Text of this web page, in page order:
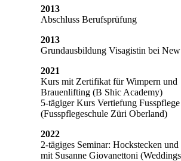
2013
Abschluss Berufsprüfung
2013
Grundausbildung Visagistin bei
2021
Kurs mit Zertifikat für Wimpern und
Brauenlifting (B Shic Academy)
5-tägiger Kurs Vertiefung Fusspflege
(Fusspflegeschule Züri Oberland)
2022
2-tägiges Seminar: Hockstecken
mit Susanne Giovanettoni